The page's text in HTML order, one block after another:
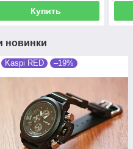
Купить
новинки
Kaspi RED –19%